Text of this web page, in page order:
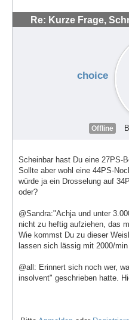
Re: Kurze Frage,
choice
Offline
Scheinbar hast Du eine 27PS-
Sollte aber wohl eine 44PS-
würde ja ein Drosselung auf
oder?
@Sandra:"Achja und unter
nicht zu heftig aufziehen, das
Wie kommst Du zu dieser
lassen sich lässig mit 2000/
@all: Erinnert sich noch wer,
insolvent" geschrieben hatte.